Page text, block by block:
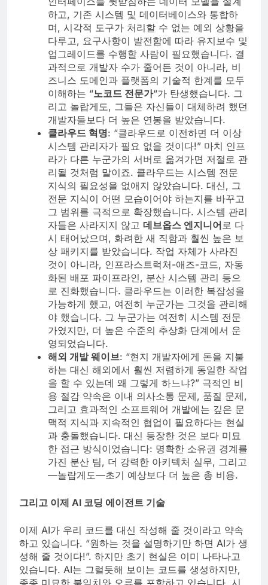
하고, 기존 시스템 및 데이터베이스와 통합하
며, 시각적 도구가 처리할 수 없는 예외 상황을
다루고, 요구사항이 발전함에 따라 유지보수 및
업그레이드를 수행할 사람이 필요했습니다. 결
과적으로 개발자 수가 줄어든 것이 아니라, 비
즈니스 도메인과 플랫폼의 기술적 한계를 모두
이해하는 “노코드 전문가“가 탄생했습니다. 그
리고 놀랍게도, 그들은 자신들이 대체하려 했던
개발자들보다 더 높은 연봉을 받았습니다.
클라우드 혁명: “클라우드로 이전하면 더 이상
시스템 관리자가 필요 없을 것이다!” 마치 인프
라가 다른 누군가의 서버로 옮겨가면 저절로 관
리될 것처럼 말이죠. 클라우드는 시스템 전문
지식의 필요성을 없애지 않았습니다. 대신, 그
전문 지식이 어떤 모습이어야 하는지를 바꾸고
그 범위를 극적으로 확장했습니다. 시스템 관리
자들은 사라지지 않고 데브옵스 엔지니어 로 다
시 태어났으며, 화려한 새 직함과 훨씬 높은 보
상 패키지를 받았습니다. 작업 자체가 사라진
것이 아니라, 인프라스트럭처-애즈-코드, 자동
화된 배포 파이프라인, 분산 시스템 관리 등으
로 진화했습니다. 클라우드는 이러한 복잡성을
가능하게 했고, 여전히 누군가는 그것을 관리해
야 했습니다. 그 누군가는 여전히 시스템 전문
가였지만, 더 높은 수준의 추상화 단계에서 운
영되었습니다.
해외 개발 웨이브: “현지 개발자에게 돈을 지불
하는 대신 해외에서 훨씬 저렴하게 동일한 작업
을 할 수 있는데 왜 그렇게 하느냐?” 극적인 비
용 절감 약속은 이내 의사소통 문제, 품질 문제,
그리고 효과적인 소프트웨어 개발에는 깊은 문
맥적 지식과 지속적인 협업이 필요하다는 현실
과 충돌했습니다. 대신 등장한 것은 보다 미묘
한 접근 방식이었습니다: 명확한 소유권 경계를
가진 분산 팀, 더 강력한 아키텍처 실무, 그리고
—놀랍게도—초기 예상보다 더 높은 총 비용.
그리고 이제 AI 코딩 에이전트 기술
이제 AI가 우리 코드를 대신 작성해 줄 것이라고 약속
하고 있습니다. “원하는 것을 설명하기만 하면 AI가 생
성해 줄 것이다!”. 하지만 초기 현실은 이미 나타나고
있습니다. AI는 그럴듯해 보이는 코드를 생성하지만,
종종 미묘한 불일치와 오류를 포함하고 있습니다. 시